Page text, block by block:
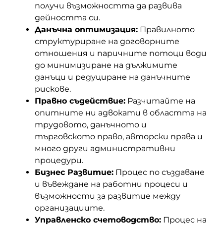
получи възможността да развива
дейността си.
Данъчна оптимизация: Правилното
структуриране на договорните
отношения и паричните потоци води
до минимизиране на дължимите
данъци и редуциране на данъчните
рискове.
Правно съдействие: Разчитайте на
опитните ни адвокати в областта на
трудовото, данъчното и
търговското право, авторски права и
много други административни
процедури.
Бизнес Развитие: Процес по създаване
и въвеждане на работни процеси и
възможности за развитие между
организациите.
Управленско счетоводство: Процес на